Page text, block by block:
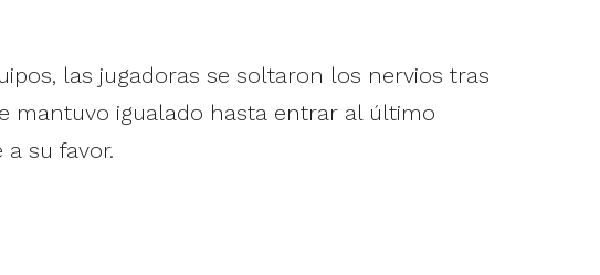
las jugadoras se soltaron los nervios tras
mantuvo igualado hasta entrar al último
su favor.